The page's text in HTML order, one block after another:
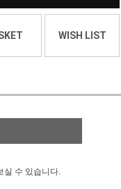
WISH LIST
실 수 있습니다.